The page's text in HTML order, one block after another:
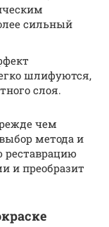
сильный
шлифуются,
слоя.
чем
метода и
реставрацию
и преобразит